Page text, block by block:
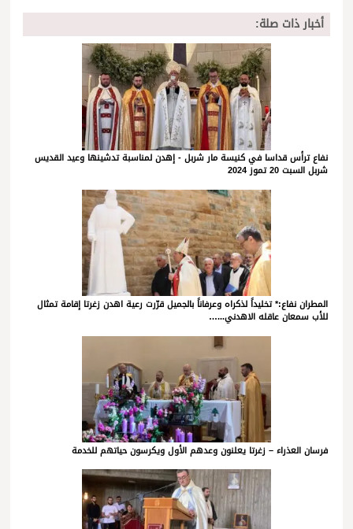
أخبار ذات صلة:
نفاع ترأس قداسا في كنيسة مار شربل - إهدن لمناسبة تدشينها وعيد القديس
شربل السبت 20 تموز 2024
المطران نفاع:* تخليداً لذكراه وعرفاناً بالجميل قرّرت رعية اهدن زغرتا إقامة تمثال
للأب سمعان عاقله الاهدني...…
فرسان العذراء – زغرتا يعلنون وعدهم الأول ويكرسون حياتهم للخدمة